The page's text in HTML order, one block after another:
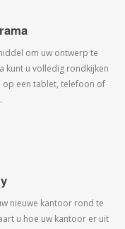
om uw ontwerp te
kunt u volledig rondkijken
op een tablet, telefoon of
nieuwe kantoor rond te
u hoe uw kantoor er uit